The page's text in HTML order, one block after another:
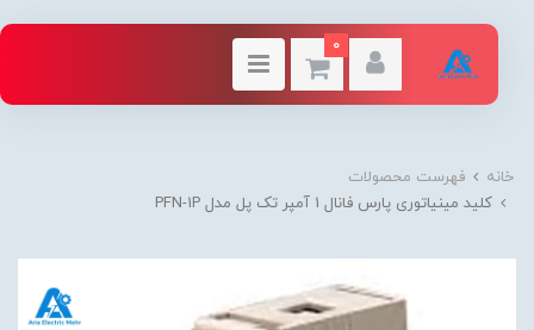
0
خانه
فهرست محصولات
کلید مینیاتوری پارس فانال 1 آمپر تک پل مدل PFN-1P